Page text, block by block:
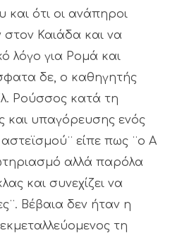
και ότι οι ανάπηροι
στον Καιάδα και να
λόγο για Ρομά και
δε, ο καθηγητής
Ρούσσος κατά τη
και υπαγόρευσης ενός
είπε πως ¨ο Α
αλλά παρόλα
και συνεχίζει να
Βέβαια δεν ήταν η
τη